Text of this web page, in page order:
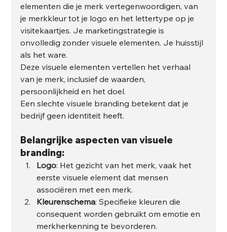
elementen die je merk vertegenwoordigen, van
je merkkleur tot je logo en het lettertype op je
visitekaartjes. Je marketingstrategie is
onvolledig zonder visuele elementen. Je huisstijl
als het ware.
Deze visuele elementen vertellen het verhaal
van je merk, inclusief de waarden,
persoonlijkheid en het doel.
Een slechte visuele branding betekent dat je
bedrijf geen identiteit heeft.
Belangrijke aspecten van visuele
branding:
Logo: Het gezicht van het merk, vaak het
eerste visuele element dat mensen
associëren met een merk.
Kleurenschema: Specifieke kleuren die
consequent worden gebruikt om emotie en
merkherkenning te bevorderen.